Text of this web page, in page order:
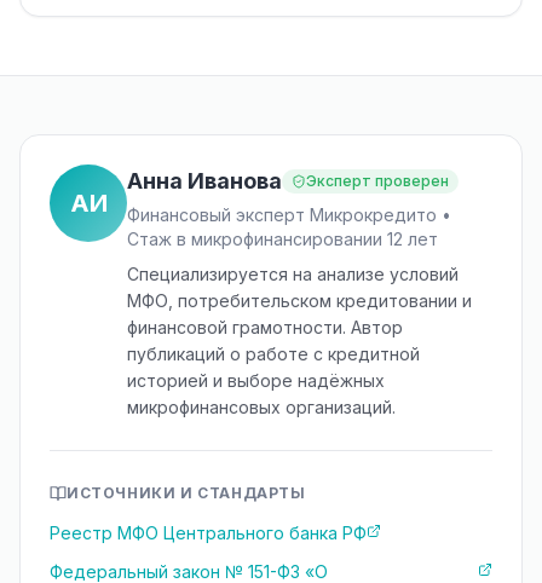
АИ
Анна Иванова Эксперт проверен
Финансовый эксперт Микрокредито •
Стаж в микрофинансировании 12 лет
Специализируется на анализе условий
МФО, потребительском кредитовании и
финансовой грамотности. Автор
публикаций о работе с кредитной
историей и выборе надёжных
микрофинансовых организаций.
ИСТОЧНИКИ И СТАНДАРТЫ
Реестр МФО Центрального банка РФ
Федеральный закон № 151-ФЗ «О